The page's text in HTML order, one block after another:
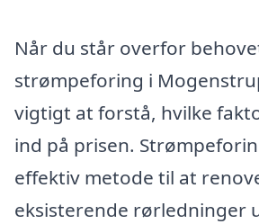
Når du står overfor
strømpeforing i
vigtigt at forstå, hvilke
ind på prisen.
effektiv metode til at
eksisterende rørledninger